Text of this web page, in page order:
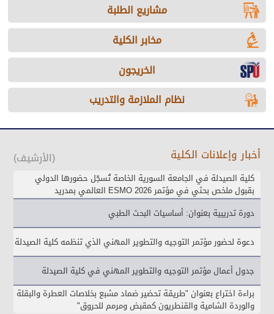
مشاريع الطلبة
مخابر الكلية
الخريجون
نظام الملازمة والتدريب
أخبار وإعلانات الكلية (الأرشيف)
كلية الصيدلة في الجامعة السورية الخاصة تُسجّل حضورها الدولي
بقبول ملخص بحثي في مؤتمر ESMO 2026 العالمي بمدريد
دورة تدريبية بعنوان: أساسيات البحث الطبي
دعوة لحضور مؤتمر التوجيه والتطوير المهني الذي تنظمه كلية الصيدلة
جدول أعمال مؤتمر التوجيه والتطوير المهني في كلية الصيدلة
براءة اختراع بعنوان "طريقة تحضير ضماد مشبع بخلاصات العطرة والبقلة
والوردة الشامية والقنطريون كمقبض ومرمم للحروق"